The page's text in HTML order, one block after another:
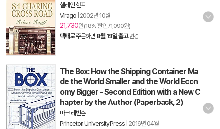
헬레인 한프
Virago 2002년 10월
21,730원 (18% 할인 / 1,090원)
택배로 주문하면 8월 19일 출고 변경
The Box: How the Shipping Container Ma
de the World Smaller and the World Econ
omy Bigger - Second Edition with a New C
hapter by the Author (Paperback, 2)
마크 레빈슨
Princeton University Press 2016년 04월